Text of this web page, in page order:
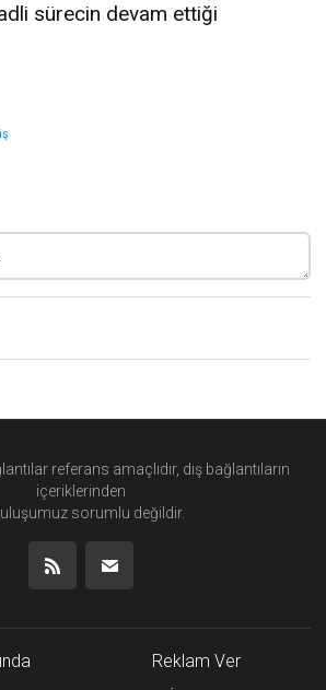
sürecin devam ettiği
referans amaçlıdır, dış bağlantıların
içeriklerinden
sorumlu değildir.
Reklam Ver